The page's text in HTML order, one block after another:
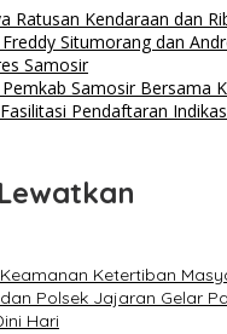
Ratusan Kendaraan dan
Situmorang dan
Samosir
Pemkab Samosir Bersama
Pendaftaran
Ketertiban
Polsek Jajaran Gelar
Hari